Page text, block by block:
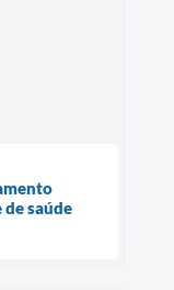
saúde